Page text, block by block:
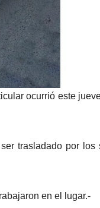
ocurrió este
trasladado por
en el lugar.-